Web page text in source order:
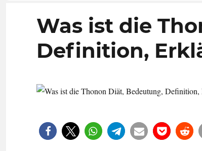
Was ist die
Definition,